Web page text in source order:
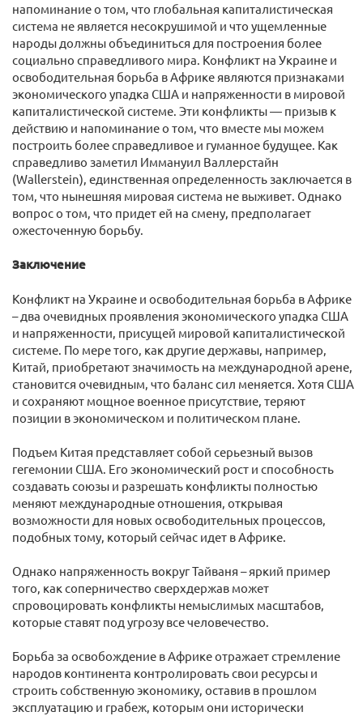
напоминание о том, что глобальная капиталистическая
система не является несокрушимой и что ущемленные
народы должны объединиться для построения более
социально справедливого мира. Конфликт на Украине и
освободительная борьба в Африке являются признаками
экономического упадка США и напряженности в мировой
капиталистической системе. Эти конфликты — призыв к
действию и напоминание о том, что вместе мы можем
построить более справедливое и гуманное будущее. Как
справедливо заметил Иммануил Валлерстайн
(Wallerstein), единственная определенность заключается в
том, что нынешняя мировая система не выживет. Однако
вопрос о том, что придет ей на смену, предполагает
ожесточенную борьбу.
Заключение
Конфликт на Украине и освободительная борьба в Африке
– два очевидных проявления экономического упадка США
и напряженности, присущей мировой капиталистической
системе. По мере того, как другие державы, например,
Китай, приобретают значимость на международной арене,
становится очевидным, что баланс сил меняется. Хотя США
и сохраняют мощное военное присутствие, теряют
позиции в экономическом и политическом плане.
Подъем Китая представляет собой серьезный вызов
гегемонии США. Его экономический рост и способность
создавать союзы и разрешать конфликты полностью
меняют международные отношения, открывая
возможности для новых освободительных процессов,
подобных тому, который сейчас идет в Африке.
Однако напряженность вокруг Тайваня – яркий пример
того, как соперничество сверхдержав может
спровоцировать конфликты немыслимых масштабов,
которые ставят под угрозу все человечество.
Борьба за освобождение в Африке отражает стремление
народов континента контролировать свои ресурсы и
строить собственную экономику, оставив в прошлом
эксплуатацию и грабеж, которым они исторически